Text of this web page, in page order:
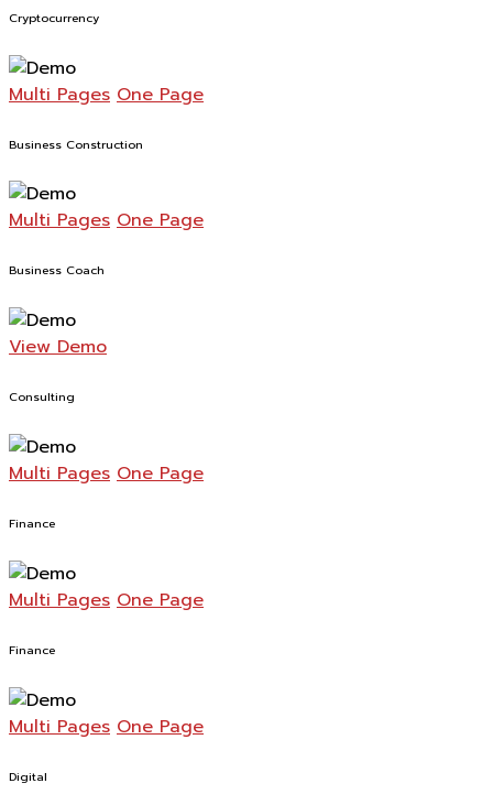
Cryptocurrency
Multi Pages One Page
Business Construction
Multi Pages One Page
Business Coach
View Demo
Consulting
Multi Pages One Page
Finance
Multi Pages One Page
Finance
Multi Pages One Page
Digital